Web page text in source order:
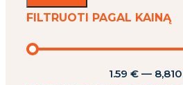
FILTRUOTI PAGAL KAINĄ
1.59 €—